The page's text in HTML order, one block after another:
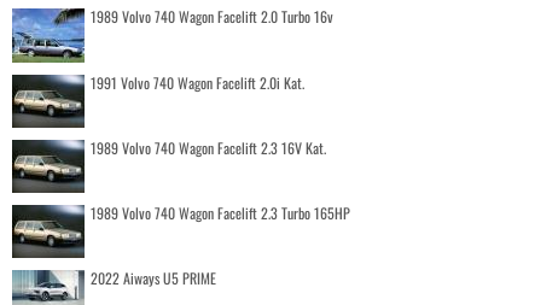
1989 Volvo 740 Wagon Facelift 2.0 Turbo 16v
1991 Volvo 740 Wagon Facelift 2.0i Kat.
1989 Volvo 740 Wagon Facelift 2.3 16V Kat.
1989 Volvo 740 Wagon Facelift 2.3 Turbo 165HP
2022 Aiways U5 PRIME